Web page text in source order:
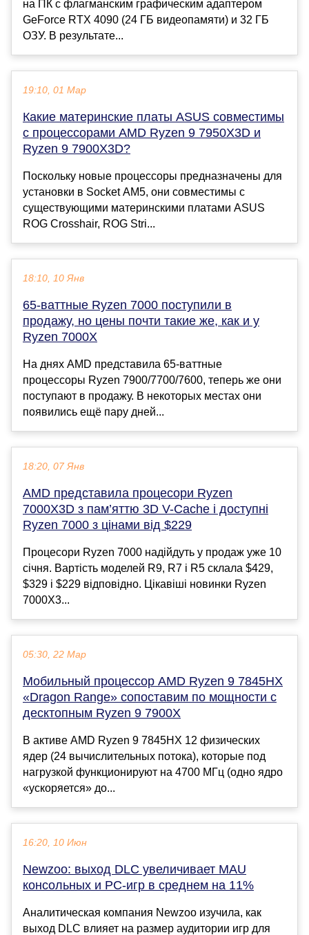
на ПК с флагманским графическим адаптером
GeForce RTX 4090 (24 ГБ видеопамяти) и 32 ГБ
ОЗУ. В результате...
19:10, 01 Мар
Какие материнские платы ASUS совместимы
с процессорами AMD Ryzen 9 7950X3D и
Ryzen 9 7900X3D?
Поскольку новые процессоры предназначены для
установки в Socket AM5, они совместимы с
существующими материнскими платами ASUS
ROG Crosshair, ROG Stri...
18:10, 10 Янв
65-ваттные Ryzen 7000 поступили в
продажу, но цены почти такие же, как и у
Ryzen 7000X
На днях AMD представила 65-ваттные
процессоры Ryzen 7900/7700/7600, теперь же они
поступают в продажу. В некоторых местах они
появились ещё пару дней...
18:20, 07 Янв
AMD представила процесори Ryzen
7000X3D з пам’яттю 3D V-Cache і доступні
Ryzen 7000 з цінами від $229
Процесори Ryzen 7000 надійдуть у продаж уже 10
січня. Вартість моделей R9, R7 і R5 склала $429,
$329 і $229 відповідно. Цікавіші новинки Ryzen
7000X3...
05:30, 22 Мар
Мобильный процессор AMD Ryzen 9 7845HX
«Dragon Range» сопоставим по мощности с
десктопным Ryzen 9 7900X
В активе AMD Ryzen 9 7845HX 12 физических
ядер (24 вычислительных потока), которые под
нагрузкой функционируют на 4700 МГц (одно ядро
«ускоряется» до...
16:20, 10 Июн
Newzoo: выход DLC увеличивает MAU
консольных и PC-игр в среднем на 11%
Аналитическая компания Newzoo изучила, как
выход DLC влияет на размер аудитории игр для